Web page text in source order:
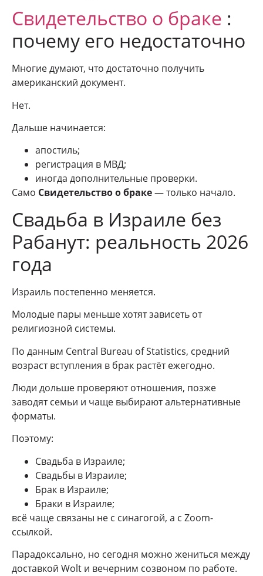
Свидетельство о браке :
почему его недостаточно
Многие думают, что достаточно получить
американский документ.
Нет.
Дальше начинается:
апостиль;
регистрация в МВД;
иногда дополнительные проверки.
Само Свидетельство о браке— только начало.
Свадьба в Израиле без
Рабанут: реальность 2026
года
Израиль постепенно меняется.
Молодые пары меньше хотят зависеть от
религиозной системы.
По данным Central Bureau of Statistics, средний
возраст вступления в брак растёт ежегодно.
Люди дольше проверяют отношения, позже
заводят семьи и чаще выбирают альтернативные
форматы.
Поэтому:
Свадьба в Израиле;
Свадьбы в Израиле;
Брак в Израиле;
Браки в Израиле;
всё чаще связаны не с синагогой, а с Zoom-
ссылкой.
Парадоксально, но сегодня можно жениться между
доставкой Wolt и вечерним созвоном по работе.